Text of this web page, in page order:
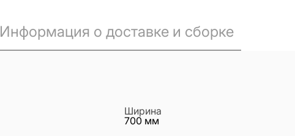
Информация о доставке и сборке
Ширина
700 мм